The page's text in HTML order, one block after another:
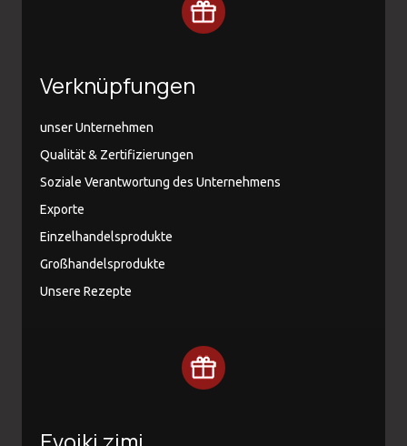
Verknüpfungen
unser Unternehmen
Qualität & Zertifizierungen
Soziale Verantwortung des Unternehmens
Exporte
Einzelhandelsprodukte
Großhandelsprodukte
Unsere Rezepte